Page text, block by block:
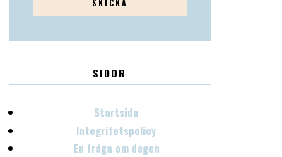
SIDOR
Startsida
Integritetspolicy
En fråga om dagen